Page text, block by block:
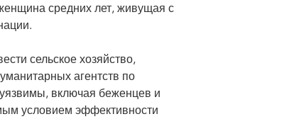
средних лет, живущая с
сельское хозяйство,
агентств по
включая беженцев и
условием эффективности